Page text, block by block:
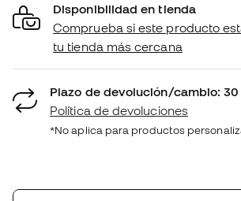
Disponibilidad en tienda
Comprueba si este producto
tu tienda más cercana
Plazo de devolución/cambio:
Política de devoluciones
*No aplica para productos